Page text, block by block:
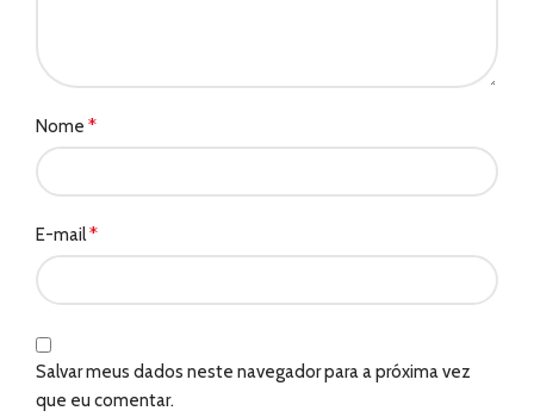
Nome *
E-mail*
Salvar meus dados neste navegador para a próxima vez
que eu comentar.